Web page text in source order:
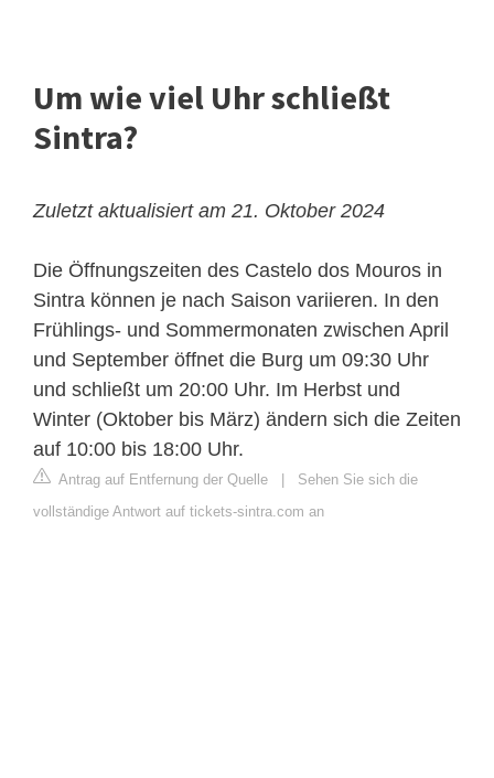
Um wie viel Uhr schließt
Sintra?
Zuletzt aktualisiert am 21. Oktober 2024
Die Öffnungszeiten des Castelo dos Mouros in
Sintra können je nach Saison variieren. In den
Frühlings- und Sommermonaten zwischen April
und September öffnet die Burg um 09:30 Uhr
und schließt um 20:00 Uhr. Im Herbst und
Winter (Oktober bis März) ändern sich die Zeiten
auf 10:00 bis 18:00 Uhr.
Antrag auf Entfernung der Quelle
Sehen Sie sich die
vollständige Antwort auf tickets-sintra.com an